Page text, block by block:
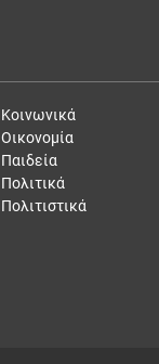
Κοινωνικά
Οικονομία
Παιδεία
Πολιτικά
Πολιτιστικά